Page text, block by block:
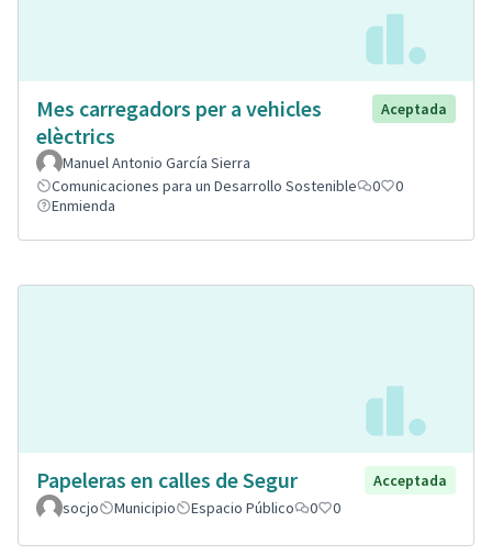
Mes carregadors per a vehicles
elèctrics
Aceptada
Manuel Antonio García Sierra
Comunicaciones para un Desarrollo Sostenible
0
0
Enmienda
Papeleras en calles de Segur
Acceptada
socjo
Municipio Espacio Público 0 0